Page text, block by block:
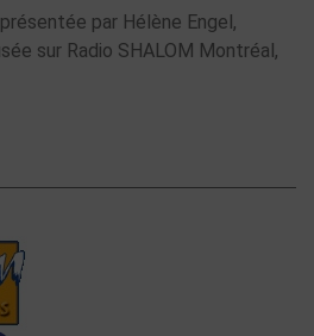
par Hélène Engel,
sur Radio SHALOM Montréal,